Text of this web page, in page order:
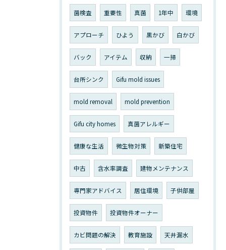
菌検査 重要性 真菌 1年中 環境
アプローチ ひよう 黒かび 白かび
バック アイテム 収納 一掃
台所シンク Gifu mold issues
mold removal mold prevention
Gifu city homes 真菌アレルギー
健康な生活 微生物対策 新築住宅
中古 含水率調査 建物メンテナンス
専門家アドバイス 居住環境 子供部屋
投資物件 投資物件オーナー
カビ問題の解決 教育施設 天井漏水